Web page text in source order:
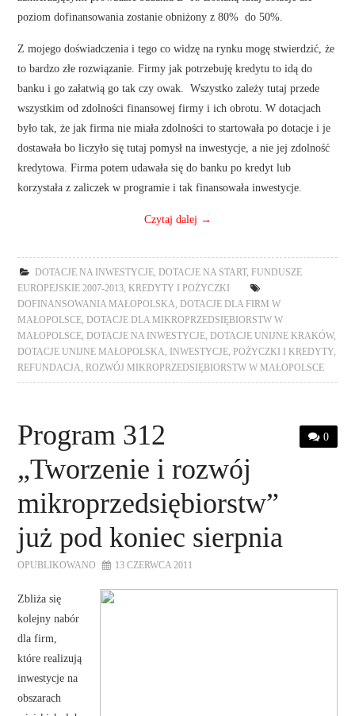
poziom dofinansowania zostanie obniżony z 80% do 50%.
Z mojego doświadczenia i tego co widzę na rynku mogę stwierdzić, że
to bardzo złe rozwiązanie. Firmy jak potrzebuję kredytu to idą do
banku i go załatwią go tak czy owak. Wszystko zależy tutaj przede
wszystkim od zdolności finansowej firmy i ich obrotu. W dotacjach
było tak, że jak firma nie miała zdolności to startowała po dotacje i je
dostawała bo liczyło się tutaj pomysł na inwestycje, a nie jej zdolność
kredytowa. Firma potem udawała się do banku po kredyt lub
korzystała z zaliczek w programie i tak finansowała inwestycje.
Czytaj dalej →
DOTACJE NA INWESTYCJE ,DOTACJE NA START,FUNDUSZE
EUROPEJSKIE 2007-2013 ,KREDYTY I POŻYCZKI
DOFINANSOWANIA MAŁOPOLSKA ,DOTACJE DLA FIRM W
MAŁOPOLSCE ,DOTACJE DLA MIKROPRZEDSIĘBIORSTW W
MAŁOPOLSCE ,DOTACJE NA INWESTYCJE ,DOTACJE UNIJNE KRAKÓW,
DOTACJE UNIJNE MAŁOPOLSKA
INWESTYCJE ,POŻYCZKI I KREDYTY
REFUNDACJA ,ROZWÓJ MIKROPRZEDSIĘBIORSTW W MAŁOPOLSCE
0
Program 312
„Tworzenie i rozwój
mikroprzedsiębiorstw”
już pod koniec sierpnia
OPUBLIKOWANO 13 CZERWCA 2011
Zbliża się
kolejny nabór
dla firm,
które realizują
inwestycje na
obszarach